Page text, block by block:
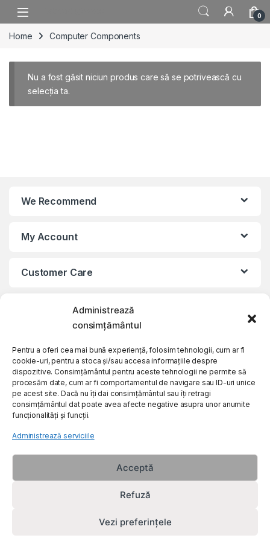
Administrează
consimțământul
Pentru a oferi cea mai bună experiență, folosim tehnologii, cum ar fi
cookie-uri, pentru a stoca și/sau accesa informațiile despre
dispozitive. Consimțământul pentru aceste tehnologii ne permite să
procesăm date, cum ar fi comportamentul de navigare sau ID-uri unice
pe acest site. Dacă nu îți dai consimțământul sau îți retragi
consimțământul dat poate avea afecte negative asupra unor anumite
funcționalități și funcții.
Administrează serviciile
Acceptă
Refuză
Vezi preferințele
Skip to navigation
Skip to content
0
Home Computer Components
Nu a fost găsit niciun produs care să se potrivească cu
selecția ta.
We Recommend
My Account
Customer Care